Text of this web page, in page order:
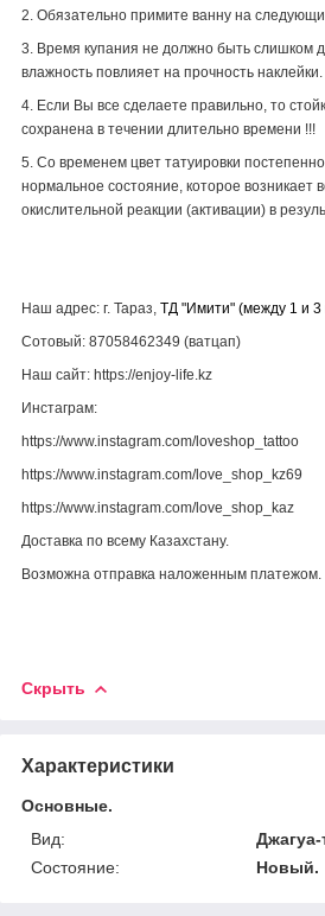
2. Обязательно примите ванну на
3. Время купания не должно быть слишком
влажность повлияет на прочность наклейки.
4. Если Вы все сделаете правильно, то
сохранена в течении длительно времени !!!
5. Со временем цвет татуировки
нормальное состояние, которое возникает
окислительной реакции (активации) в
Наш адрес: г. Тараз, ТД "Имити" (между 1 и 3
Сотовый: 87058462349 (ватцап)
Наш сайт: https://enjoy-life.kz
Инстаграм:
https://www.instagram.com/loveshop_tattoo
https://www.instagram.com/love_shop_kz69
https://www.instagram.com/love_shop_kaz
Доставка по всему Казахстану.
Возможна отправка наложенным платежом.
Скрыть
Характеристики
Основные.
Вид:
Джагуа-
Состояние:
Новый.